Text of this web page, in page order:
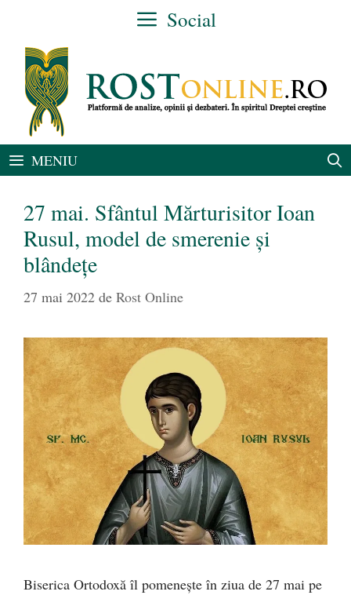
conținut
Social
MENIU
27 mai. Sfântul Mărturisitor Ioan
Rusul, model de smerenie și
blândețe
27 mai 2022 de Rost Online
Biserica Ortodoxă îl pomeneşte în ziua de 27 mai pe